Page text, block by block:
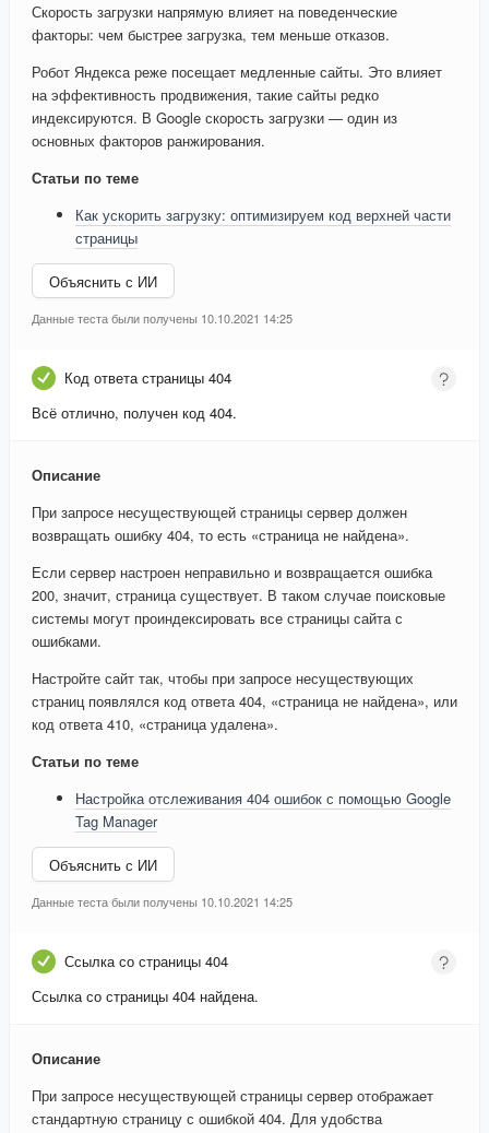
Скорость загрузки напрямую влияет на поведенческие
факторы: чем быстрее загрузка, тем меньше отказов.
Робот Яндекса реже посещает медленные сайты. Это влияет
на эффективность продвижения, такие сайты редко
индексируются. В Google скорость загрузки — один из
основных факторов ранжирования.
Статьи по теме
Как ускорить загрузку: оптимизируем код верхней части
страницы
Объяснить с ИИ
Данные теста были получены 10.10.2021 14:25
Код ответа страницы 404
Всё отлично, получен код 404.
Описание
При запросе несуществующей страницы сервер должен
возвращать ошибку 404, то есть «страница не найдена».
Если сервер настроен неправильно и возвращается ошибка
200, значит, страница существует. В таком случае поисковые
системы могут проиндексировать все страницы сайта с
ошибками.
Настройте сайт так, чтобы при запросе несуществующих
страниц появлялся код ответа 404, «страница не найдена», или
код ответа 410, «страница удалена».
Статьи по теме
Настройка отслеживания 404 ошибок с помощью Google
Tag Manager
Объяснить с ИИ
Данные теста были получены 10.10.2021 14:25
Ссылка со страницы 404
Ссылка со страницы 404 найдена.
Описание
При запросе несуществующей страницы сервер отображает
стандартную страницу с ошибкой 404. Для удобства